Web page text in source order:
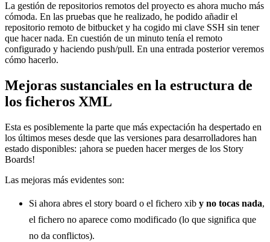
La gestión de repositorios remotos del proyecto es ahora mucho más
cómoda. En las pruebas que he realizado, he podido añadir el
repositorio remoto de bitbucket y ha cogido mi clave SSH sin tener
que hacer nada. En cuestión de un minuto tenía el remoto
configurado y haciendo push/pull. En una entrada posterior veremos
cómo hacerlo.
Mejoras sustanciales en la estructura de
los ficheros XML
Esta es posiblemente la parte que más expectación ha despertado en
los últimos meses desde que las versiones para desarrolladores han
estado disponibles: ¡ahora se pueden hacer merges de los Story
Boards!
Las mejoras más evidentes son:
Si ahora abres el story board o el fichero xib y no tocas nada,
el fichero no aparece como modificado (lo que significa que
no da conflictos).